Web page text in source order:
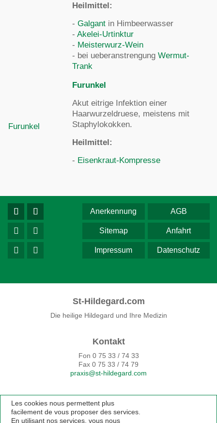
Heilmittel:
- Galgant in Himbeerwasser
- Akelei-Urtinktur
- Meisterwurz-Wein
- bei ueberanstrengung Wermut-
Trank
Furunkel
Furunkel
Akut eitrige Infektion einer
Haarwurzeldruese, meistens mit
Staphylokokken.
Heilmittel:
- Eisenkraut-Kompresse
AGB
Anerkennung
Anfahrt
Sitemap
Datenschutz
Impressum
St-Hildegard.com
Die heilige Hildegard und Ihre Medizin
Kontakt
Fon 0 75 33 / 74 33
Fax 0 75 33 / 74 79
praxis@st-hildegard.com
Les cookies nous permettent plus
facilement de vous proposer des services.
En utilisant nos services, vous nous